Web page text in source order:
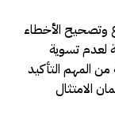
وتصحيح الأخطاء
لعدم تسوية
من المهم التأكيد
الامتثال